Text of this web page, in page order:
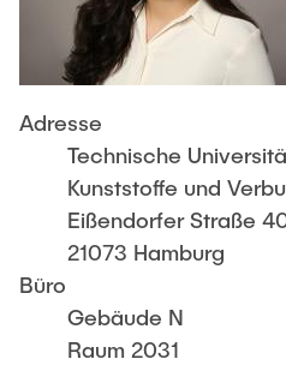
Annette Hinrichsen
Miriam Ishaque
Julian Karsten
Jan-Philipp Kruse
Dr.-Ing. Janina Mittelhaus
Marcel Neubacher
Fabian Riebesehl
Christiane Roller
Weiteres
Aktivitäten
Leistungsbescheinigung,
Master Materialwissenschaft
Thermische Analyse
Rheologische Analyse
Mikroskopie
CVD-Prozesstechnik
Simulation
KONTAKT
Adresse
Technische
Kunststoffe und
Eißendorfer Straße
21073 Hamburg
Büro
Gebäude N
Raum 2031